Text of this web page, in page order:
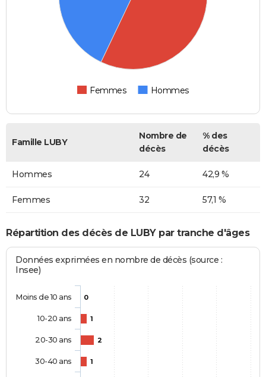
Femmes Hommes
Famille LUBY
Nombre de
décès
% des
décès
Hommes 24 42,9 %
Femmes 32 57,1 %
Répartition des décès de LUBY par tranche d'âges
Données exprimées en nombre de décès (source :
Insee)
0
1
2
1
Moins de 10 ans
10-20 ans
20-30 ans
30-40 ans